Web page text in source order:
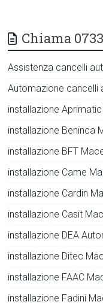
Chiama
Assistenza cancelli
Automazione cancelli
installazione
installazione Beninca
installazione BFT
installazione Came
installazione Cardin
installazione Casit
installazione DEA
installazione Ditec
installazione FAAC
installazione Fadini